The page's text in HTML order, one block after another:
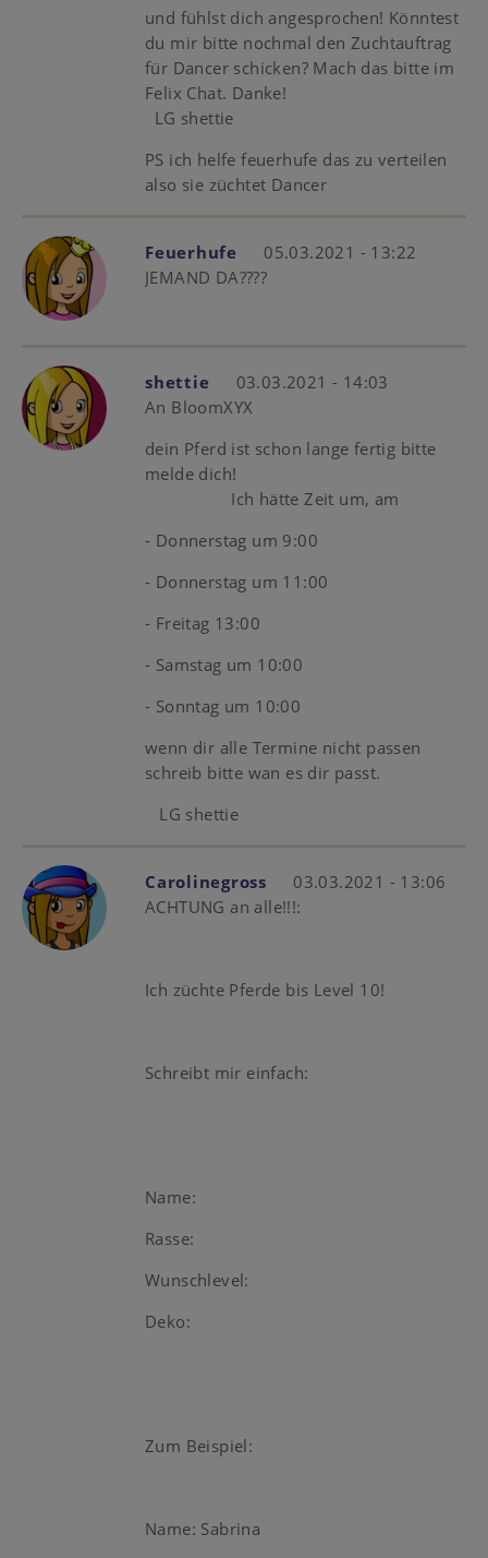
und fühlst dich angesprochen! Könntest
du mir bitte nochmal den Zuchtauftrag
für Dancer schicken? Mach das bitte im
Felix Chat. Danke!
LG shettie
PS ich helfe feuerhufe das zu verteilen
also sie züchtet Dancer
Feuerhufe
05.03.2021 - 13:22
JEMAND DA????
shettie
03.03.2021 - 14:03
An BloomXYX
dein Pferd ist schon lange fertig bitte
melde dich!
Ich hätte Zeit um, am
- Donnerstag um 9:00
- Donnerstag um 11:00
- Freitag 13:00
- Samstag um 10:00
- Sonntag um 10:00
wenn dir alle Termine nicht passen
schreib bitte wan es dir passt.
LG shettie
Carolinegross
03.03.2021 - 13:06
ACHTUNG an alle!!!:
Ich züchte Pferde bis Level 10!
Schreibt mir einfach:
Name:
Rasse:
Wunschlevel:
Deko:
Zum Beispiel:
Name: Sabrina